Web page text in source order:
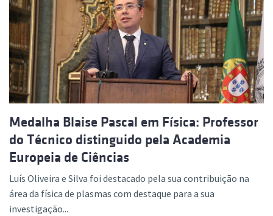
Medalha Blaise Pascal em Física: Professor
do Técnico distinguido pela Academia
Europeia de Ciências
Luís Oliveira e Silva foi destacado pela sua contribuição na
área da física de plasmas com destaque para a sua
investigação...